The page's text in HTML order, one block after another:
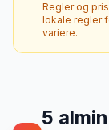
Regler og
lokale regler
variere.
5